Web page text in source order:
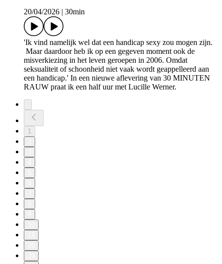
20/04/2026
30min
'Ik vind namelijk wel dat een handicap sexy zou mogen zijn.
Maar daardoor heb ik op een gegeven moment ook de
misverkiezing in het leven geroepen in 2006. Omdat
seksualiteit of schoonheid niet vaak wordt geappelleerd aan
een handicap.' In een nieuwe aflevering van 30 MINUTEN
RAUW praat ik een half uur met Lucille Werner.
1